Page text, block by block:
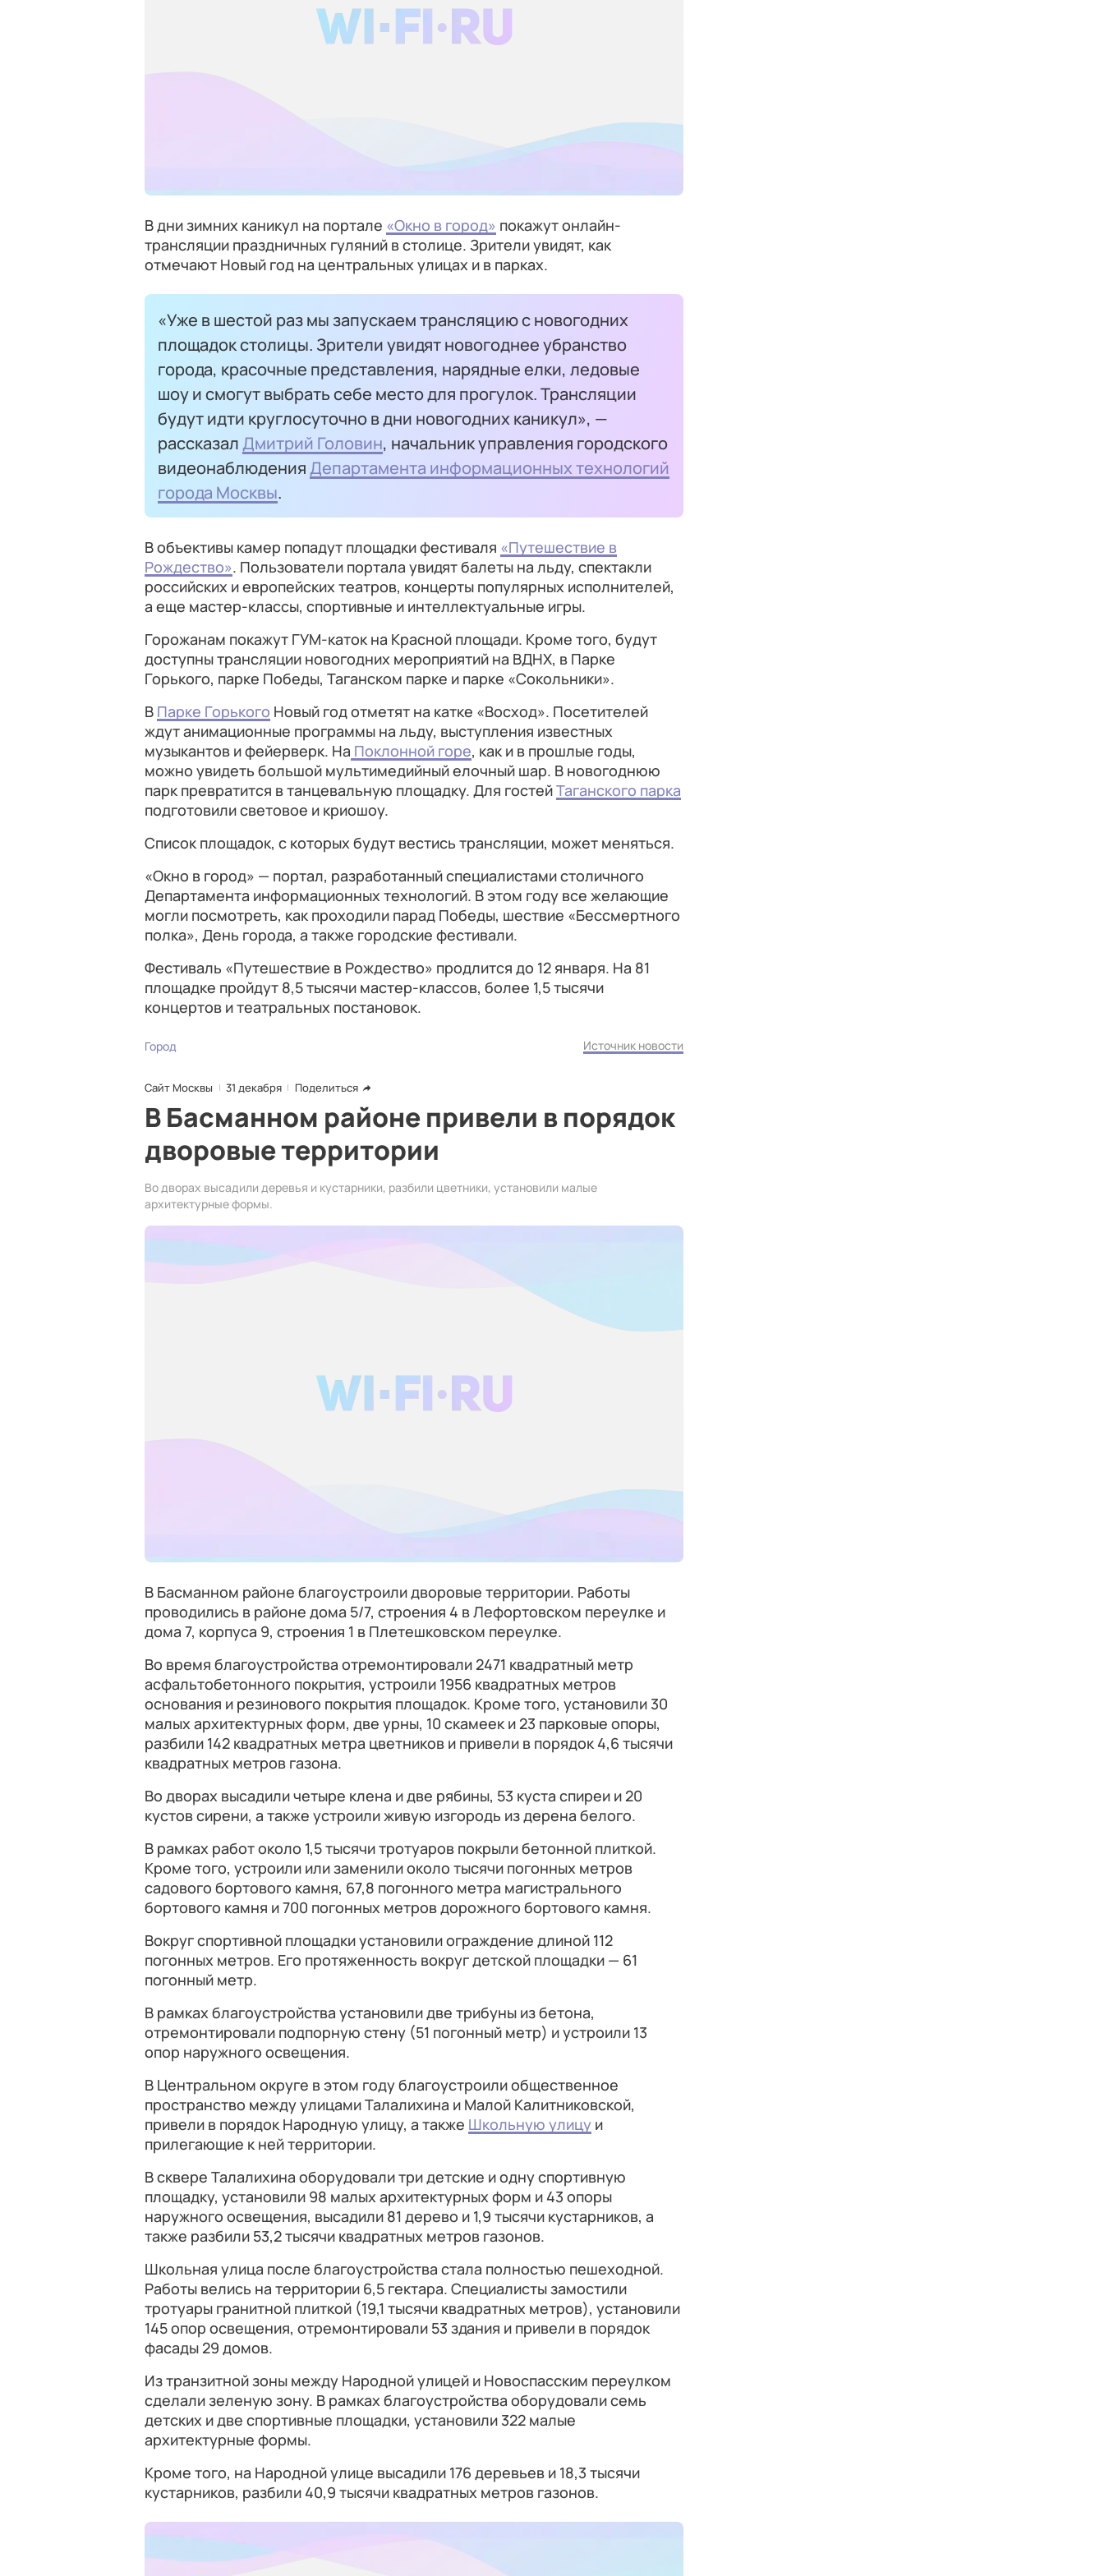
В дни зимних каникул на портале «Окно в город» покажут онлайн-
трансляции праздничных гуляний в столице. Зрители увидят, как
отмечают Новый год на центральных улицах и в парках.
«Уже в шестой раз мы запускаем трансляцию с новогодних
площадок столицы. Зрители увидят новогоднее убранство
города, красочные представления, нарядные елки, ледовые
шоу и смогут выбрать себе место для прогулок. Трансляции
будут идти круглосуточно в дни новогодних каникул», —
рассказалДмитрий Головин, начальник управления городского
видеонаблюденияДепартамента информационных технологий
города Москвы.
В объективы камер попадут площадки фестиваля «Путешествие в
Рождество». Пользователи портала увидят балеты на льду, спектакли
российских и европейских театров, концерты популярных исполнителей,
а еще мастер-классы, спортивные и интеллектуальные игры.
Горожанам покажут ГУМ-каток на Красной площади. Кроме того, будут
доступны трансляции новогодних мероприятий на ВДНХ, в Парке
Горького, парке Победы, Таганском парке и парке «Сокольники».
В Парке Горького Новый год отметят на катке «Восход». Посетителей
ждут анимационные программы на льду, выступления известных
музыкантов и фейерверк. На Поклонной горе, как и в прошлые годы,
можно увидеть большой мультимедийный елочный шар. В новогоднюю
парк превратится в танцевальную площадку. Для гостейТаганского парка
подготовили световое и криошоу.
Список площадок, с которых будут вестись трансляции, может меняться.
«Окно в город» — портал, разработанный специалистами столичного
Департамента информационных технологий. В этом году все желающие
могли посмотреть, как проходили парад Победы, шествие «Бессмертного
полка», День города, а также городские фестивали.
Фестиваль «Путешествие в Рождество» продлится до 12 января. На 81
площадке пройдут 8,5 тысячи мастер-классов, более 1,5 тысячи
концертов и театральных постановок.
Город Источник новости
Сайт Москвы 31 декабря Поделиться
В Басманном районе привели в порядок
дворовые территории
Во дворах высадили деревья и кустарники, разбили цветники, установили малые
архитектурные формы.
В Басманном районе благоустроили дворовые территории. Работы
проводились в районе дома 5/7, строения 4 в Лефортовском переулке и
дома 7, корпуса 9, строения 1 в Плетешковском переулке.
Во время благоустройства отремонтировали 2471 квадратный метр
асфальтобетонного покрытия, устроили 1956 квадратных метров
основания и резинового покрытия площадок. Кроме того, установили 30
малых архитектурных форм, две урны, 10 скамеек и 23 парковые опоры,
разбили 142 квадратных метра цветников и привели в порядок 4,6 тысячи
квадратных метров газона.
Во дворах высадили четыре клена и две рябины, 53 куста спиреи и 20
кустов сирени, а также устроили живую изгородь из дерена белого.
В рамках работ около 1,5 тысячи тротуаров покрыли бетонной плиткой.
Кроме того, устроили или заменили около тысячи погонных метров
садового бортового камня, 67,8 погонного метра магистрального
бортового камня и 700 погонных метров дорожного бортового камня.
Вокруг спортивной площадки установили ограждение длиной 112
погонных метров. Его протяженность вокруг детской площадки — 61
погонный метр.
В рамках благоустройства установили две трибуны из бетона,
отремонтировали подпорную стену (51 погонный метр) и устроили 13
опор наружного освещения.
В Центральном округе в этом году благоустроили общественное
пространство между улицами Талалихина и Малой Калитниковской,
привели в порядок Народную улицу, а также Школьную улицу и
прилегающие к ней территории.
В сквере Талалихина оборудовали три детские и одну спортивную
площадку, установили 98 малых архитектурных форм и 43 опоры
наружного освещения, высадили 81 дерево и 1,9 тысячи кустарников, а
также разбили 53,2 тысячи квадратных метров газонов.
Школьная улица после благоустройства стала полностью пешеходной.
Работы велись на территории 6,5 гектара. Специалисты замостили
тротуары гранитной плиткой (19,1 тысячи квадратных метров), установили
145 опор освещения, отремонтировали 53 здания и привели в порядок
фасады 29 домов.
Из транзитной зоны между Народной улицей и Новоспасским переулком
сделали зеленую зону. В рамках благоустройства оборудовали семь
детских и две спортивные площадки, установили 322 малые
архитектурные формы.
Кроме того, на Народной улице высадили 176 деревьев и 18,3 тысячи
кустарников, разбили 40,9 тысячи квадратных метров газонов.